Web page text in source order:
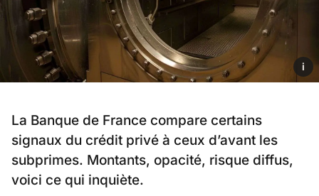
i
La Banque de France compare certains
signaux du crédit privé à ceux d’avant les
subprimes. Montants, opacité, risque diffus,
voici ce qui inquiète.